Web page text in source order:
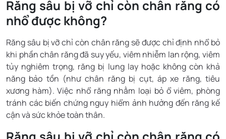
Răng sâu bị vỡ chỉ còn chân răng có
nhổ được không?
Răng sâu bị vỡ chỉ còn chân răng sẽ được chỉ định nhổ bỏ
khi phần chân răng đã suy yếu, viêm nhiễm lan rộng, viêm
tủy nghiêm trọng, răng bị lung lay hoặc không còn khả
năng bảo tồn (như chân răng bị cụt, áp xe răng, tiêu
xương hàm). Việc nhổ răng nhằm loại bỏ ổ viêm, phòng
tránh các biến chứng nguy hiểm ảnh hưởng đến răng kế
cận và sức khỏe toàn thân.